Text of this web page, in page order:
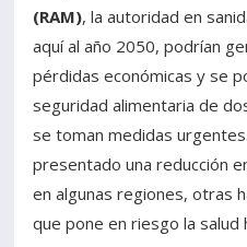
(RAM), la autoridad en
aquí al año 2050, podrían
pérdidas económicas y se
seguridad alimentaria de
se toman medidas
presentado una reducción
en algunas regiones, otras
que pone en riesgo la salud